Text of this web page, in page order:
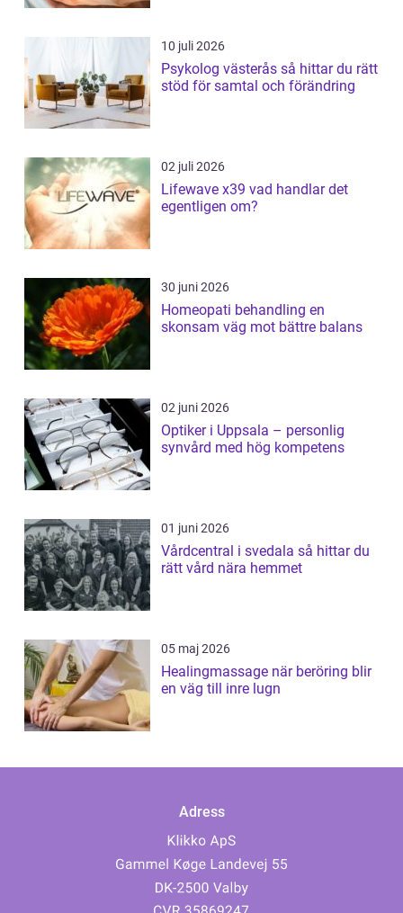
10 juli 2026
Psykolog västerås så hittar du rätt
stöd för samtal och förändring
02 juli 2026
Lifewave x39 vad handlar det
egentligen om?
30 juni 2026
Homeopati behandling en
skonsam väg mot bättre balans
02 juni 2026
Optiker i Uppsala – personlig
synvård med hög kompetens
01 juni 2026
Vårdcentral i svedala så hittar du
rätt vård nära hemmet
05 maj 2026
Healingmassage när beröring blir
en väg till inre lugn
Adress